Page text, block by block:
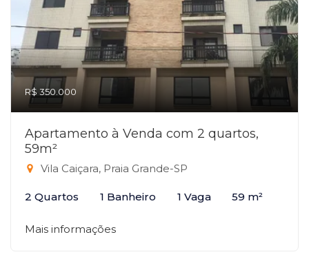
R$ 350.000
Apartamento à Venda com 2 quartos,
59m²
Vila Caiçara, Praia Grande-SP
2 Quartos 1 Banheiro 1 Vaga 59 m²
Mais informações